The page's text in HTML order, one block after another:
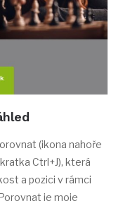
(ikona nahoře
Ctrl+J), která
a pozici v rámci
je moje